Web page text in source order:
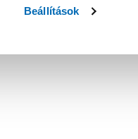
Beállítások